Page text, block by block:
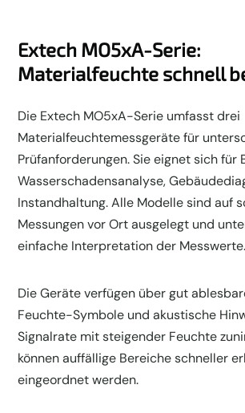
Extech MO5xA-Serie:
Materialfeuchte schnell
Die Extech MO5xA-Serie umfasst drei
Materialfeuchtemessgeräte für
Prüfanforderungen. Sie eignet sich für
Wasserschadensanalyse,
Instandhaltung. Alle Modelle sind auf
Messungen vor Ort ausgelegt und
einfache Interpretation der Messwerte.
Die Geräte verfügen über gut
Feuchte-Symbole und akustische
Signalrate mit steigender Feuchte
können auffällige Bereiche schneller
eingeordnet werden.